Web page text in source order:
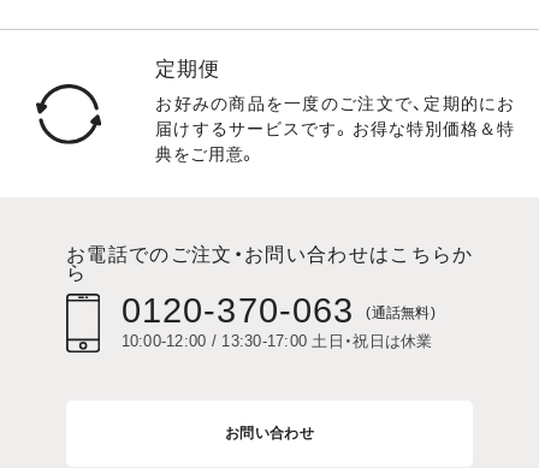
定期便
お好みの商品を一度のご注文で、定期的にお
届けするサービスです。お得な特別価格＆特
典をご用意。
お電話でのご注文・お問い合わせはこちらか
ら
0120-370-063 (通話無料)
10:00-12:00 / 13:30-17:00 土日・祝日は休業
お問い合わせ